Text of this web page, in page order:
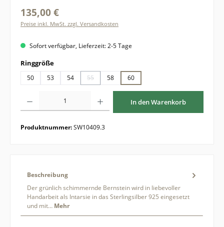
135,00 €
Preise inkl. MwSt. zzgl. Versandkosten
Sofort verfügbar, Lieferzeit: 2-5 Tage
Ringgrößeauswählen
50 53 54 55
(Diese Option ist zurzeit nicht verfügbar.)
58 60
In den Warenkorb
Produktnummer:SW10409.3
Beschreibung
Der grünlich schimmernde Bernstein wird in liebevoller
Handarbeit als Intarsie in das Sterlingsilber 925 eingesetzt
und mit… Mehr